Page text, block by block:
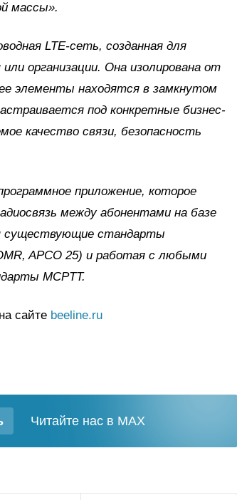
массы».
LTE-сеть, созданная для
организации. Она изолирована от
элементы находятся в замкнутом
под конкретные бизнес-
качество связи, безопасность
приложение, которое
между абонентами на базе
существующие стандарты
APCO 25) и работая с любыми
MCPTT.
сайте beeline.ru
Читайте нас в MAX